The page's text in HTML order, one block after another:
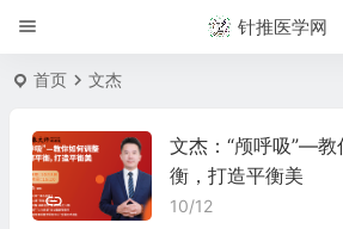
针推医学网
首页 文杰
文杰：“颅呼吸”—
衡，打造平衡美
10/12